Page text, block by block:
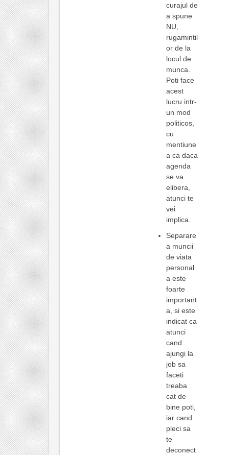
curajul de
a spune
NU,
rugamintil
or de la
locul de
munca.
Poti face
acest
lucru intr-
un mod
politicos,
cu
mentiune
a ca daca
agenda
se va
elibera,
atunci te
vei
implica.
Separare
a muncii
de viata
personal
a este
foarte
important
a, si este
indicat ca
atunci
cand
ajungi la
job sa
faceti
treaba
cat de
bine poti,
iar cand
pleci sa
te
deconect